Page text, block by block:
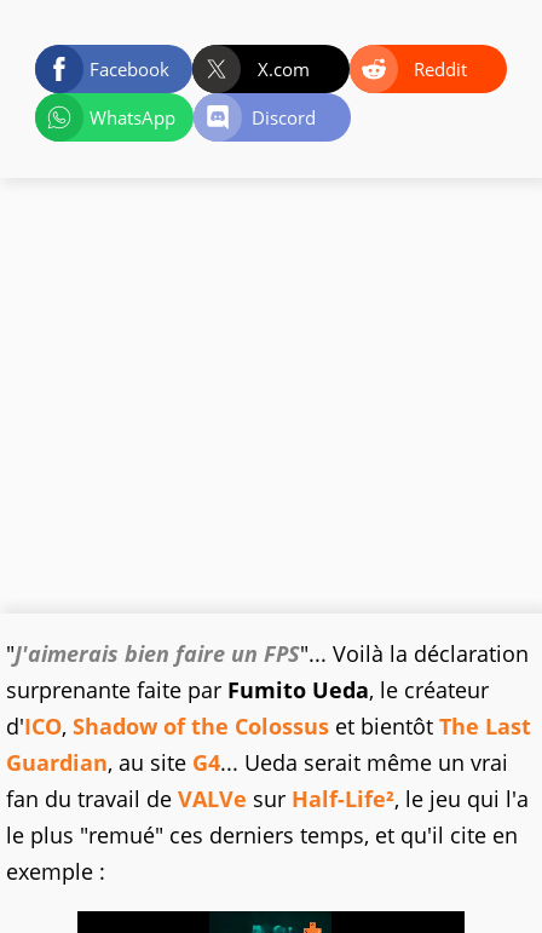
Facebook X.com
Reddit
WhatsApp
Discord
"J'aimerais bien faire un FPS"... Voilà la déclaration
surprenante faite par Fumito Ueda, le créateur
d'ICO, Shadow of the Colossus et bientôt The Last
Guardian, au site G4... Ueda serait même un vrai
fan du travail de VALVe sur Half-Life², le jeu qui l'a
le plus "remué" ces derniers temps, et qu'il cite en
exemple :